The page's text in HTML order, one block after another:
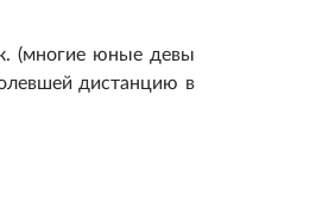
(многие юные девы
дистанцию в